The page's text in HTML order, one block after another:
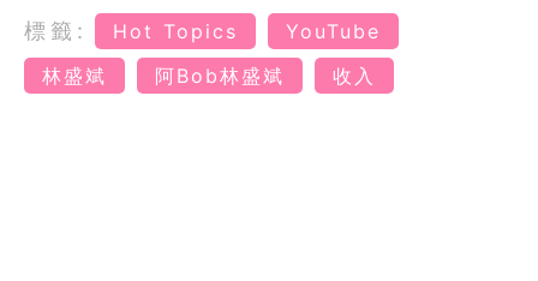
標籤: Hot Topics
YouTube
林盛斌
阿Bob林盛斌 收入